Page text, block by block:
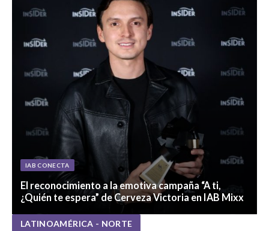
IAB CONECTA
El reconocimiento a la emotiva campaña “A ti,
¿Quién te espera” de Cerveza Victoria en IAB Mixx
LATINOAMÉRICA - NORTE